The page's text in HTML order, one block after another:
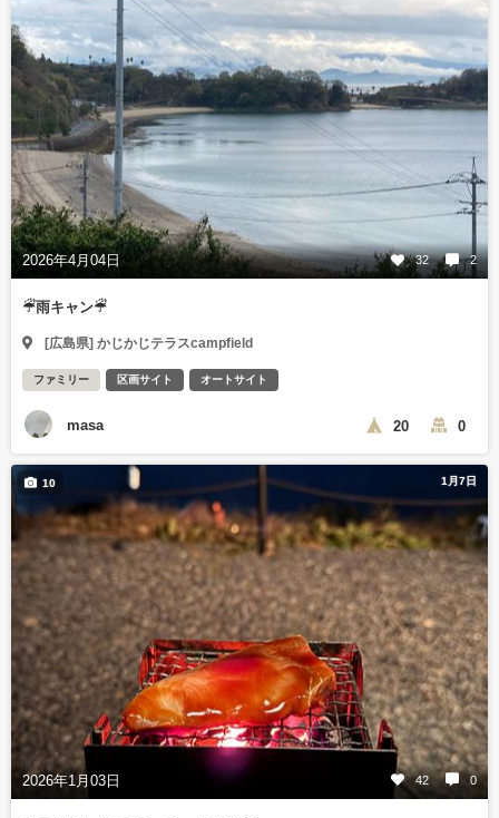
2026年4月04日 32 2
☔︎雨キャン☔︎
[広島県] かじかじテラスcampfield
ファミリー 区画サイト オートサイト
masa 20 0
1月7日
2026年1月03日 42 0
10